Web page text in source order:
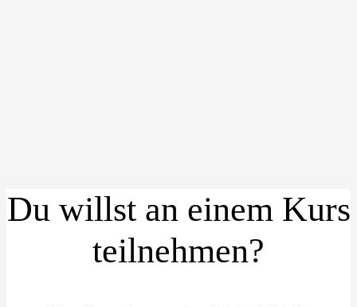
Du willst an einem Kurs
teilnehmen?